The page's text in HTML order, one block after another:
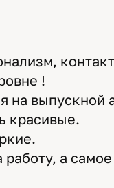
!
на выпускной
красивые.
работу, а